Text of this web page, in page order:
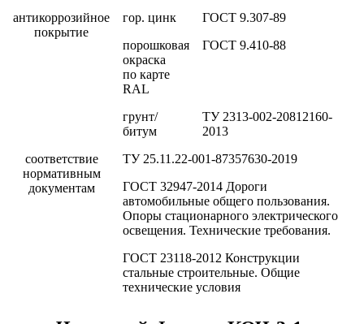
антикоррозийное
покрытие
гор. цинк
ГОСТ 9.307-89
порошковая
окраска
по карте
RAL
ГОСТ 9.410-88
грунт/
битум
ТУ 2313-002-20812160-
2013
соответствие
нормативным
документам
ТУ 25.11.22-001-87357630-2019
ГОСТ 32947-2014 Дороги
автомобильные общего пользования.
Опоры стационарного электрического
освещения. Технические требования.
ГОСТ 23118-2012 Конструкции
стальные строительные. Общие
технические условия